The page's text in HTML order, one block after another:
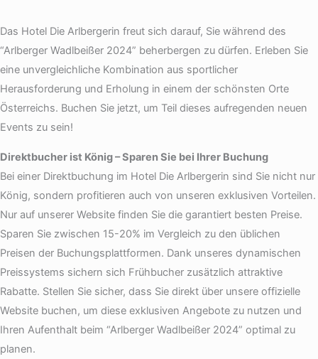
Das Hotel Die Arlbergerin freut sich darauf, Sie während des
“Arlberger Wadlbeißer 2024” beherbergen zu dürfen. Erleben Sie
eine unvergleichliche Kombination aus sportlicher
Herausforderung und Erholung in einem der schönsten Orte
Österreichs. Buchen Sie jetzt, um Teil dieses aufregenden neuen
Events zu sein!
Direktbucher ist König – Sparen Sie bei Ihrer Buchung
Bei einer Direktbuchung im Hotel Die Arlbergerin sind Sie nicht nur
König, sondern profitieren auch von unseren exklusiven Vorteilen.
Nur auf unserer Website finden Sie die garantiert besten Preise.
Sparen Sie zwischen 15-20% im Vergleich zu den üblichen
Preisen der Buchungsplattformen. Dank unseres dynamischen
Preissystems sichern sich Frühbucher zusätzlich attraktive
Rabatte. Stellen Sie sicher, dass Sie direkt über unsere offizielle
Website buchen, um diese exklusiven Angebote zu nutzen und
Ihren Aufenthalt beim “Arlberger Wadlbeißer 2024” optimal zu
planen.